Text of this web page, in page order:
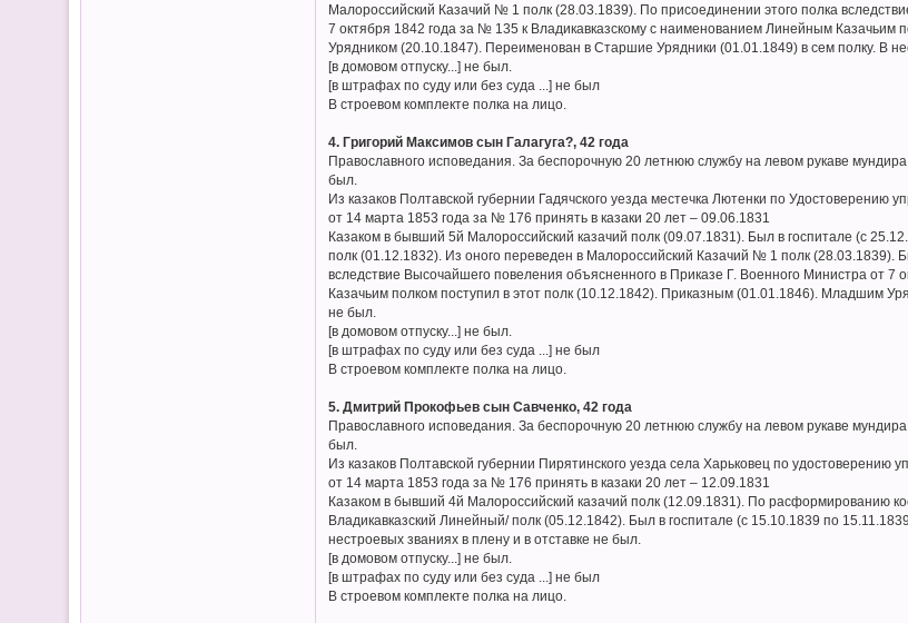
Малороссийский Казачий № 1 полк (28.03.1839). По присоединении этого полка
7 октября 1842 года за № 135 к Владикавказскому с наименованием Линейным
Урядником (20.10.1847). Переименован в Старшие Урядники (01.01.1849) в сем полку. В
[в домовом отпуску...] не был.
[в штрафах по суду или без суда ...] не был
В строевом комплекте полка на лицо.
4. Григорий Максимов сын Галагуга?, 42 года
Православного исповедания. За беспорочную 20 летнюю службу на левом рукаве
был.
Из казаков Полтавской губернии Гадячского уезда местечка Лютенки по Удостоверению
от 14 марта 1853 года за № 176 принять в казаки 20 лет – 09.06.1831
Казаком в бывший 5й Малороссийский казачий полк (09.07.1831). Был в госпитале (с
полк (01.12.1832). Из оного переведен в Малороссийский Казачий № 1 полк (28.03.1839).
вследствие Высочайшего повеления объясненного в Приказе Г. Военного Министра от
Казачьим полком поступил в этот полк (10.12.1842). Приказным (01.01.1846). Младшим
не был.
[в домовом отпуску...] не был.
[в штрафах по суду или без суда ...] не был
В строевом комплекте полка на лицо.
5. Дмитрий Прокофьев сын Савченко, 42 года
Православного исповедания. За беспорочную 20 летнюю службу на левом рукаве
был.
Из казаков Полтавской губернии Пирятинского уезда села Харьковец по удостоверению
от 14 марта 1853 года за № 176 принять в казаки 20 лет – 12.09.1831
Казаком в бывший 4й Малороссийский казачий полк (12.09.1831). По расформированию
Владикавказский Линейный/ полк (05.12.1842). Был в госпитале (с 15.10.1839 по
нестроевых званиях в плену и в отставке не был.
[в домовом отпуску...] не был.
[в штрафах по суду или без суда ...] не был
В строевом комплекте полка на лицо.